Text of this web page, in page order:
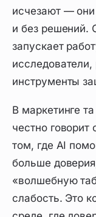
исчезают — они
и без решений.
запускает
инструменты
В маркетинге
честно говорит
том, где AI
больше
«волшебную
слабость. Это